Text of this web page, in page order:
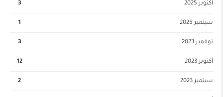
أكتوبر 2025 3
سبتمبر 2025 1
نوفمبر 2023 3
أكتوبر 2023 12
سبتمبر 2023 2